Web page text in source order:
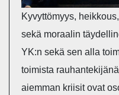
Kyvyttömyys,
sekä moraalin
YK:n sekä sen alla
toimista
aiemman kriisit ovat